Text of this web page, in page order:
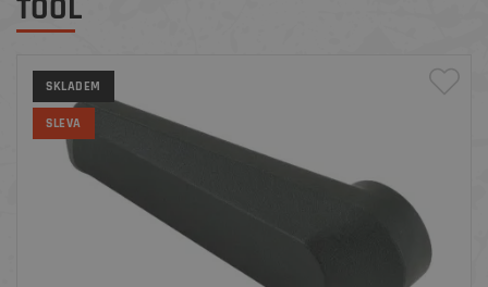
TOOL
SKLADEM
SLEVA